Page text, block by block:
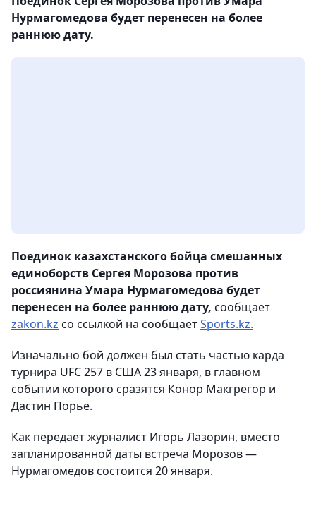
Нурмагомедова будет перенесен на более
раннюю дату.
Поединок казахстанского бойца смешанных
единоборств Сергея Морозова против
россиянина Умара Нурмагомедова будет
перенесен на более раннюю дату, сообщает
zakon.kz со ссылкой на сообщаетSports.kz.
Изначально бой должен был стать частью карда
турнира UFC 257 в США 23 января, в главном
событии которого сразятся Конор Макгрегор и
Дастин Порье.
Как передает журналист Игорь Лазорин, вместо
запланированной даты встреча Морозов —
Нурмагомедов состоится 20 января.